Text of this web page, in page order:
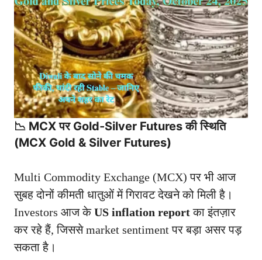
📉 MCX पर Gold-Silver Futures की स्थिति
(MCX Gold & Silver Futures)
Multi Commodity Exchange (MCX) पर भी आज
सुबह दोनों कीमती धातुओं में गिरावट देखने को मिली है।
Investors आज केUS inflation reportका इंतज़ार
कर रहे हैं, जिससे market sentiment पर बड़ा असर पड़
सकता है।